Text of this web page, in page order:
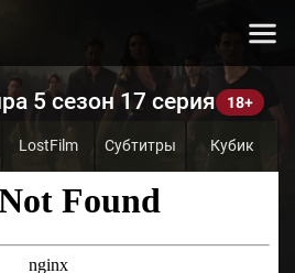
5 сезон 17 серия
LostFilm Субтитры Кубик